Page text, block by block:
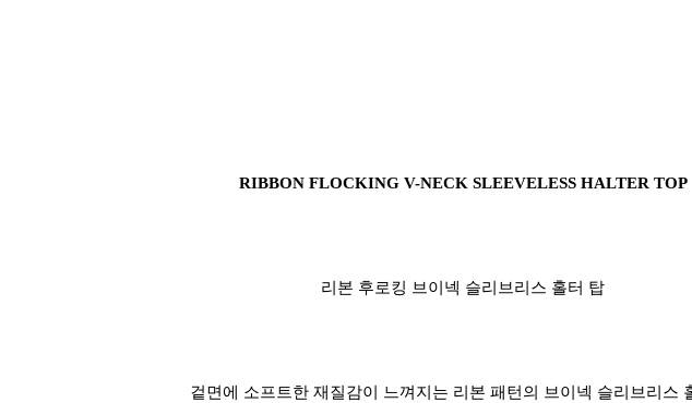
RIBBON FLOCKING V-NECK SLEEVELESS HALTER TOP
리본 후로킹 브이넥 슬리브리스 홀터 탑
겉면에 소프트한 재질감이 느껴지는 리본 패턴의 브이넥 슬리브리스